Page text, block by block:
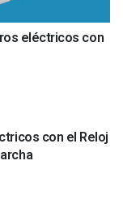
eléctricos con
con el Reloj